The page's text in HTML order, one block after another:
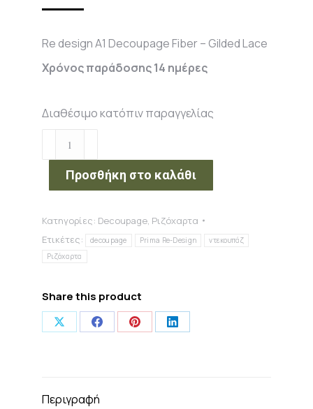
Re design A1 Decoupage Fiber – Gilded Lace
Χρόνος παράδοσης 14 ημέρες
Διαθέσιμο κατόπιν παραγγελίας
design
Decoupage
–
Gilded
Lace
Προσθήκη στο καλάθι
Κατηγορίες: Decoupage Ριζόχαρτα
Ετικέτες:
decoupage Prima Re-Design
ντεκουπάζ
Ριζόχαρτα
Share this product
Share Share Share Share
Περιγραφή